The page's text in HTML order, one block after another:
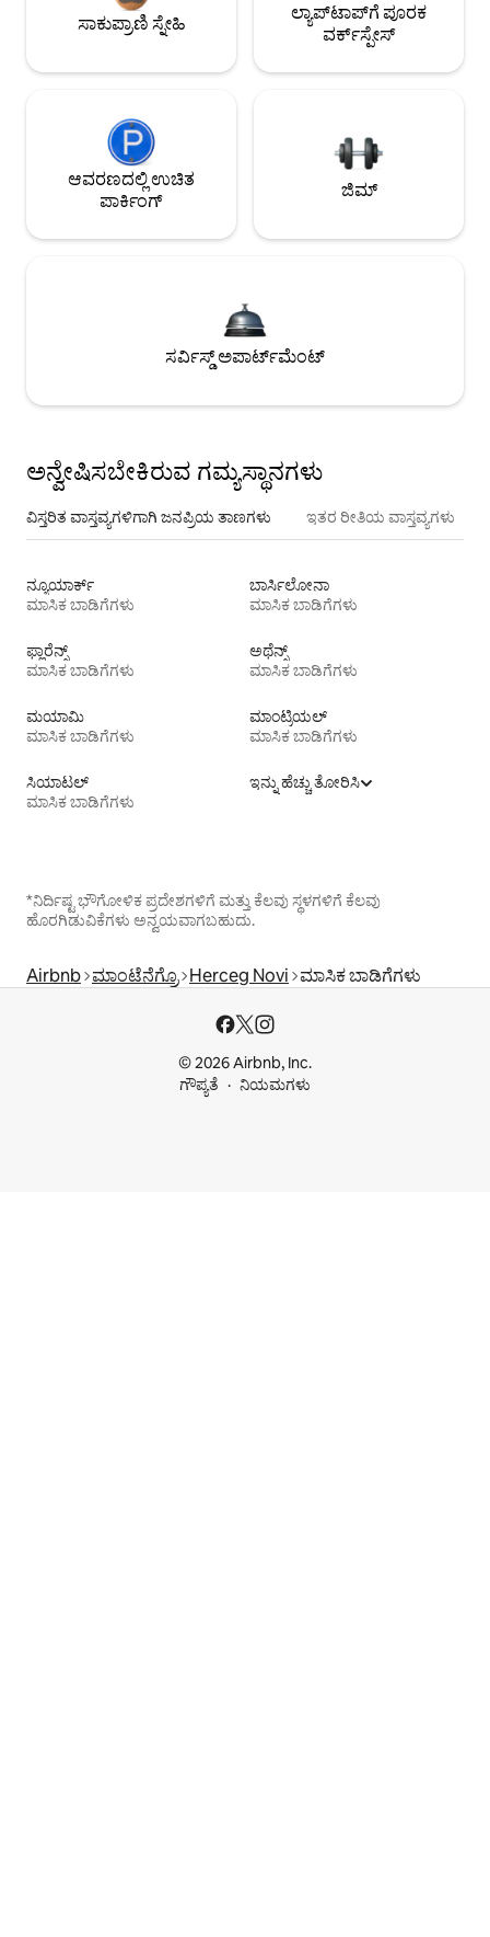
ಸಾಕುಪ್ರಾಣಿ ಸ್ನೇಹಿ
ಲ್ಯಾಪ್‌ಟಾಪ್‌ಗೆ ಪೂರಕ
ವರ್ಕ್‌ಸ್ಪೇಸ್
ಆವರಣದಲ್ಲಿ ಉಚಿತ
ಪಾರ್ಕಿಂಗ್
ಜಿಮ್
ಸರ್ವಿಸ್ಡ್ ಅಪಾರ್ಟ್‌ಮೆಂಟ್
ಅನ್ವೇಷಿಸಬೇಕಿರುವ ಗಮ್ಯಸ್ಥಾನಗಳು
ವಿಸ್ತರಿತ ವಾಸ್ತವ್ಯಗಳಿಗಾಗಿ ಜನಪ್ರಿಯ ತಾಣಗಳು ಇತರ ರೀತಿಯ ವಾಸ್ತವ್ಯಗಳು
ನ್ಯೂಯಾರ್ಕ್
ಮಾಸಿಕ ಬಾಡಿಗೆಗಳು
ಬಾರ್ಸಿಲೋನಾ
ಮಾಸಿಕ ಬಾಡಿಗೆಗಳು
ಫ್ಲಾರೆನ್ಸ್
ಮಾಸಿಕ ಬಾಡಿಗೆಗಳು
ಅಥೆನ್ಸ್
ಮಾಸಿಕ ಬಾಡಿಗೆಗಳು
ಮಯಾಮಿ
ಮಾಸಿಕ ಬಾಡಿಗೆಗಳು
ಮಾಂಟ್ರಿಯಲ್
ಮಾಸಿಕ ಬಾಡಿಗೆಗಳು
ಸಿಯಾಟಲ್
ಮಾಸಿಕ ಬಾಡಿಗೆಗಳು
ಇನ್ನು ಹೆಚ್ಚು ತೋರಿಸಿ
*ನಿರ್ದಿಷ್ಟ ಭೌಗೋಳಿಕ ಪ್ರದೇಶಗಳಿಗೆ ಮತ್ತು ಕೆಲವು ಸ್ಥಳಗಳಿಗೆ ಕೆಲವು
ಹೊರಗಿಡುವಿಕೆಗಳು ಅನ್ವಯವಾಗಬಹುದು.
Airbnb ಮಾಂಟೆನೆಗ್ರೊ Herceg Novi ಮಾಸಿಕ ಬಾಡಿಗೆಗಳು
© 2026 Airbnb, Inc.
ಗೌಪ್ಯತೆ
ನಿಯಮಗಳು